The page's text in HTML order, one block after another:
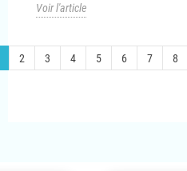
Voir l'article
2 3 4 5 6 7 8